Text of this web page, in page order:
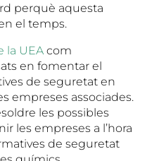
perquè aquesta
el temps.
la UEA com
en fomentar el
de seguretat en
empreses associades.
les possibles
les empreses a l’hora
de seguretat